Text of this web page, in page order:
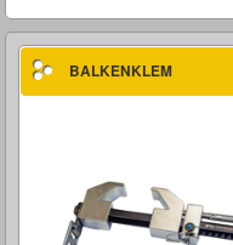
BALKENKLEM